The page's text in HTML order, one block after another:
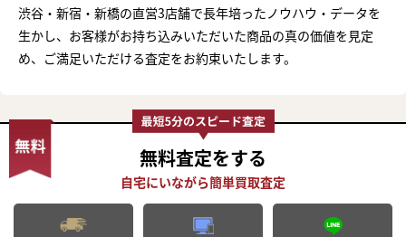
渋谷・新宿・新橋の直営3店舗で長年培ったノウハウ・データを
生かし、お客様がお持ち込みいただいた商品の真の価値を見定
め、ご満足いただける査定をお約束いたします。
無料査定をする